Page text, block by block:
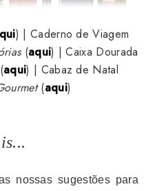
) | Caderno de Viagem
(aqui) | Caixa Dourada
(aqui) | Cabaz de Natal
(aqui)
nossas sugestões para